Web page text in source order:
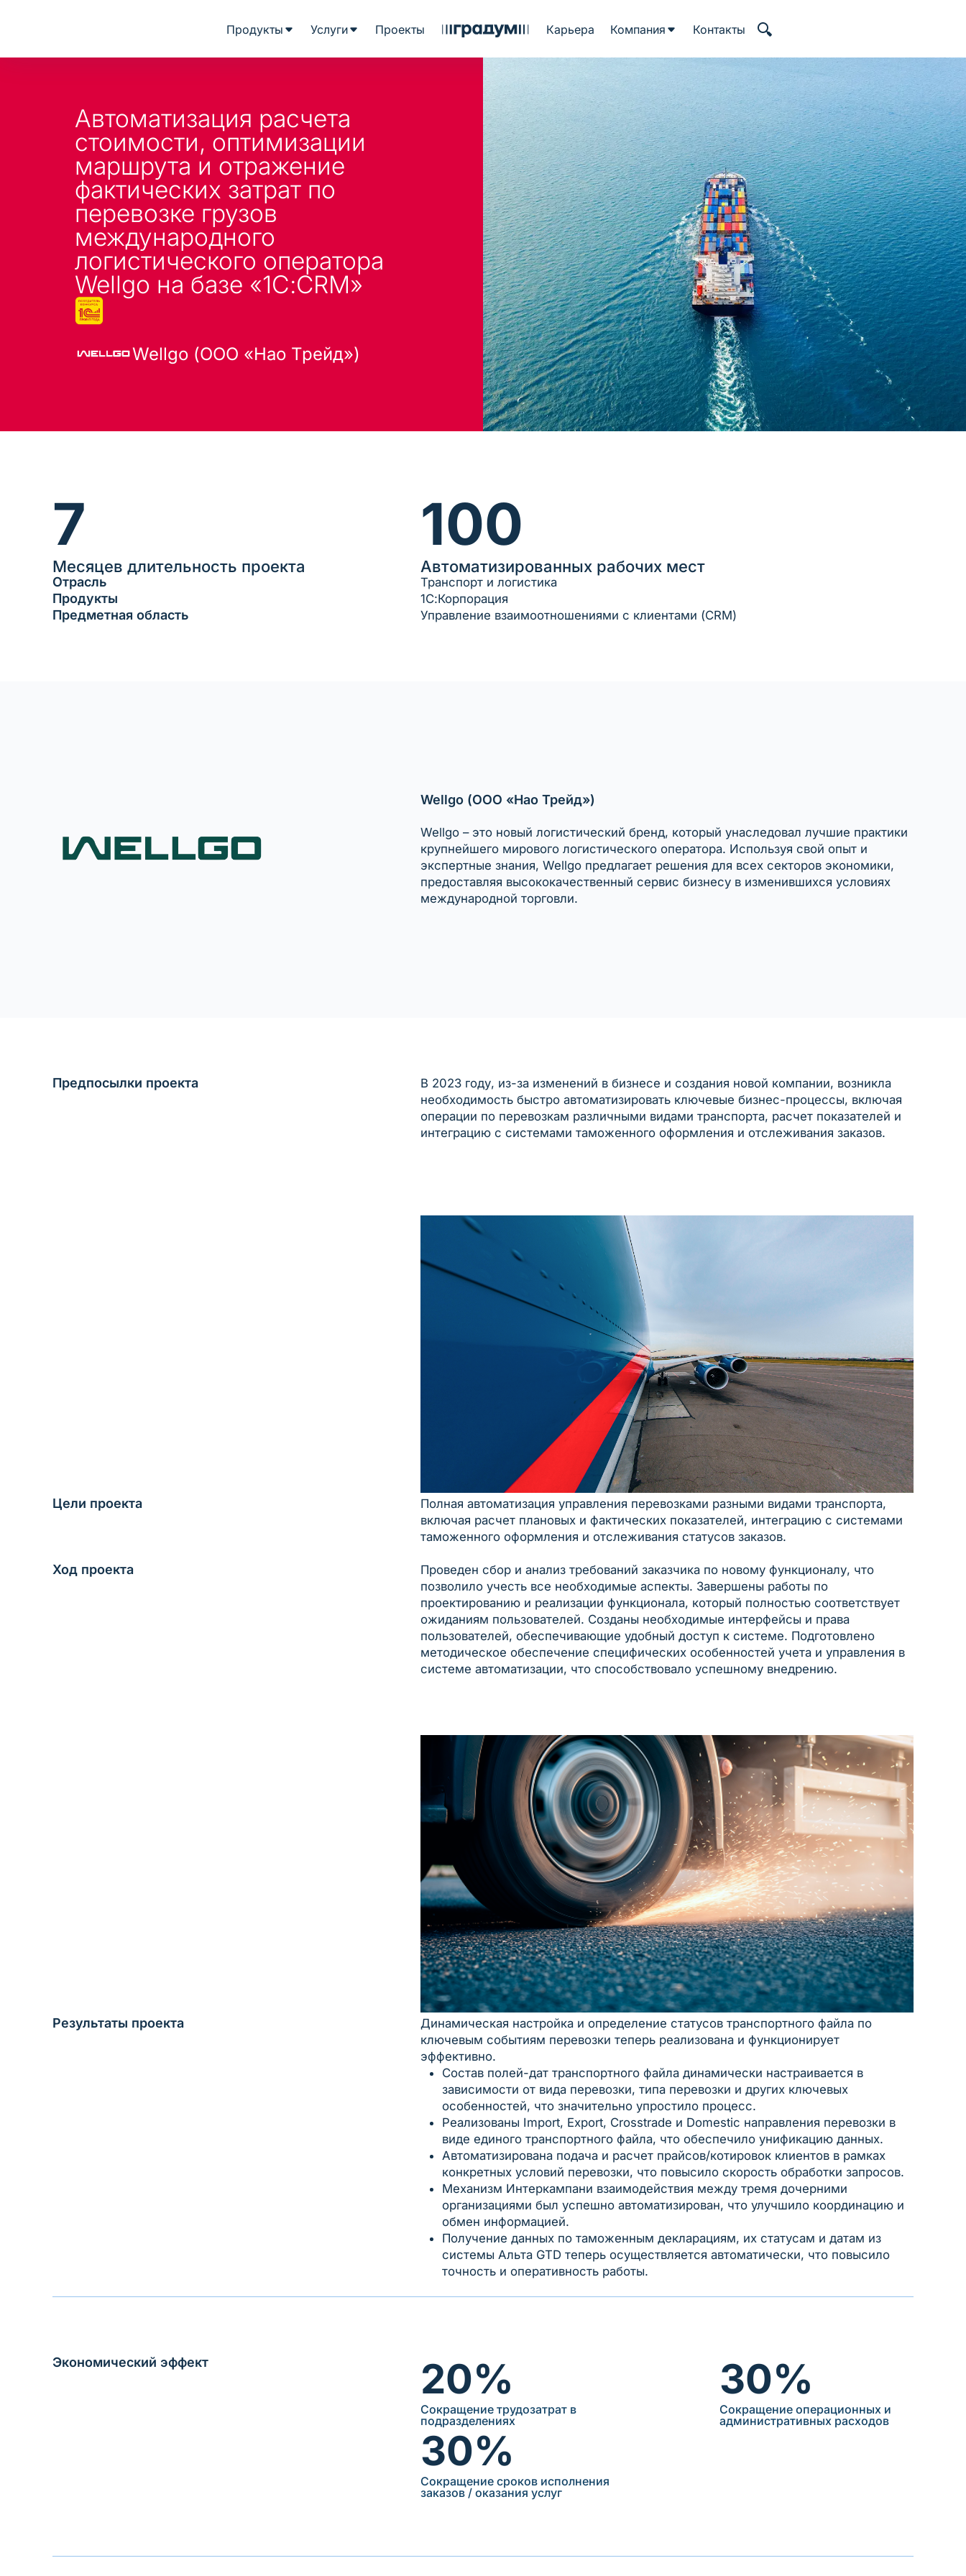
Продукты Услуги Проекты Карьера Компания Контакты
Автоматизация расчета
стоимости, оптимизации
маршрута и отражение
фактических затрат по
перевозке грузов
международного
логистического оператора
Wellgo на базе «1С:CRM»
Wellgo (ООО «Нао Трейд»)
7
Месяцев длительность проекта
100
Автоматизированных рабочих мест
Отрасль Транспорт и логистика
Продукты 1С:Корпорация
Предметная область Управление взаимоотношениями с клиентами (CRM)
Wellgo (ООО «Нао Трейд»)
Wellgo – это новый логистический бренд, который унаследовал лучшие практики
крупнейшего мирового логистического оператора. Используя свой опыт и
экспертные знания, Wellgo предлагает решения для всех секторов экономики,
предоставляя высококачественный сервис бизнесу в изменившихся условиях
международной торговли.
Предпосылки проекта
В 2023 году, из-за изменений в бизнесе и создания новой компании, возникла
необходимость быстро автоматизировать ключевые бизнес-процессы, включая
операции по перевозкам различными видами транспорта, расчет показателей и
интеграцию с системами таможенного оформления и отслеживания заказов.
Цели проекта
Полная автоматизация управления перевозками разными видами транспорта,
включая расчет плановых и фактических показателей, интеграцию с системами
таможенного оформления и отслеживания статусов заказов.
Ход проекта
Проведен сбор и анализ требований заказчика по новому функционалу, что
позволило учесть все необходимые аспекты. Завершены работы по
проектированию и реализации функционала, который полностью соответствует
ожиданиям пользователей. Созданы необходимые интерфейсы и права
пользователей, обеспечивающие удобный доступ к системе. Подготовлено
методическое обеспечение специфических особенностей учета и управления в
системе автоматизации, что способствовало успешному внедрению.
Результаты проекта
Динамическая настройка и определение статусов транспортного файла по
ключевым событиям перевозки теперь реализована и функционирует
эффективно.
Состав полей-дат транспортного файла динамически настраивается в
зависимости от вида перевозки, типа перевозки и других ключевых
особенностей, что значительно упростило процесс.
Реализованы Import, Export, Crosstrade и Domestic направления перевозки в
виде единого транспортного файла, что обеспечило унификацию данных.
Автоматизирована подача и расчет прайсов/котировок клиентов в рамках
конкретных условий перевозки, что повысило скорость обработки запросов.
Механизм Интеркампани взаимодействия между тремя дочерними
организациями был успешно автоматизирован, что улучшило координацию и
обмен информацией.
Получение данных по таможенным декларациям, их статусам и датам из
системы Альта GTD теперь осуществляется автоматически, что повысило
точность и оперативность работы.
Экономический эффект 20%
Сокращение трудозатрат в
подразделениях
30%
Сокращение операционных и
административных расходов
30%
Сокращение сроков исполнения
заказов / оказания услуг